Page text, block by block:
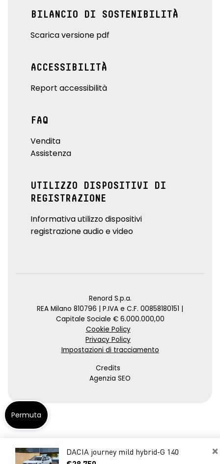
×
DACIA journey mild hybrid-G 140
BILANCIO DI SOSTENIBILITÀ
Scarica versione pdf
ACCESSIBILITÀ
Report accessibilità
FAQ
Vendita
Assistenza
UTILIZZO DISPOSITIVI DI
REGISTRAZIONE
Informativa utilizzo dispositivi
registrazione audio e video
Renord S.p.a.
REA Milano 810796 | P.IVA e C.F. 00858180151 |
Capitale Sociale € 6.000.000,00
Cookie Policy
Privacy Policy
Impostazioni di tracciamento
Credits
Agenzia SEO
Permuta